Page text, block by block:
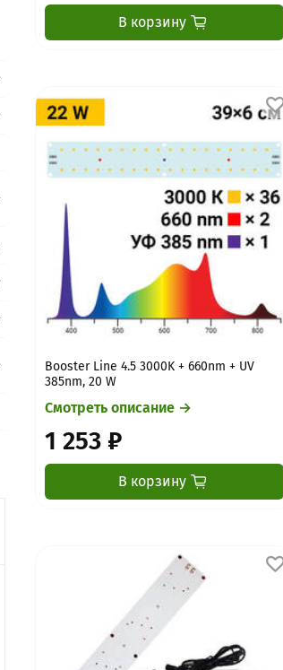
В корзину
Booster Line 4.5 3000K + 660nm + UV
385nm, 20 W
Смотреть описание →
1 253 ₽
В корзину